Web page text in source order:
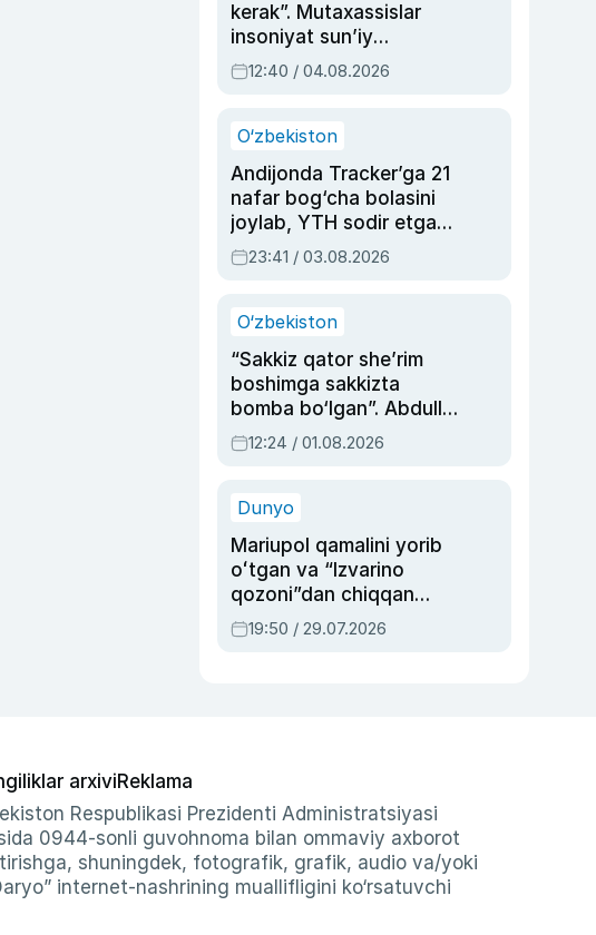
kerak”. Mutaxassislar
insoniyat sun’iy
intellektni boshqara
olmay qolishidan xavotir
12:40 / 04.08.2026
O‘zbekiston
Andijonda Tracker’ga 21
nafar bog‘cha bolasini
joylab, YTH sodir etgan
ayolga sud hukmi o‘qildi
23:41 / 03.08.2026
O‘zbekiston
“Sakkiz qator she’rim
boshimga sakkizta
bomba bo‘lgan”. Abdulla
Oripovni siyosiy
ayblovlardan asrab
12:24 / 01.08.2026
Dunyo
Mariupol qamalini yorib
oʻtgan va “Izvarino
qozoni”dan chiqqan
qahramon — Ukraina
armiyasi bosh
19:50 / 29.07.2026
arxiviReklama
Respublikasi Prezidenti Administratsiyasi
0944-sonli guvohnoma bilan ommaviy axborot
shuningdek, fotografik, grafik, audio va/yoki
internet-nashrining muallifligini ko‘rsatuvchi